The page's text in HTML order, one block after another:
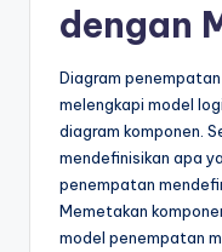
dengan
Diagram
melengkapi model
diagram komponen.
mendefinisikan apa
penempatan
Memetakan
model penempatan